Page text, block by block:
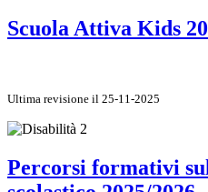
Scuola Attiva Kids
Ultima revisione il 25-11-2025
Percorsi formativi